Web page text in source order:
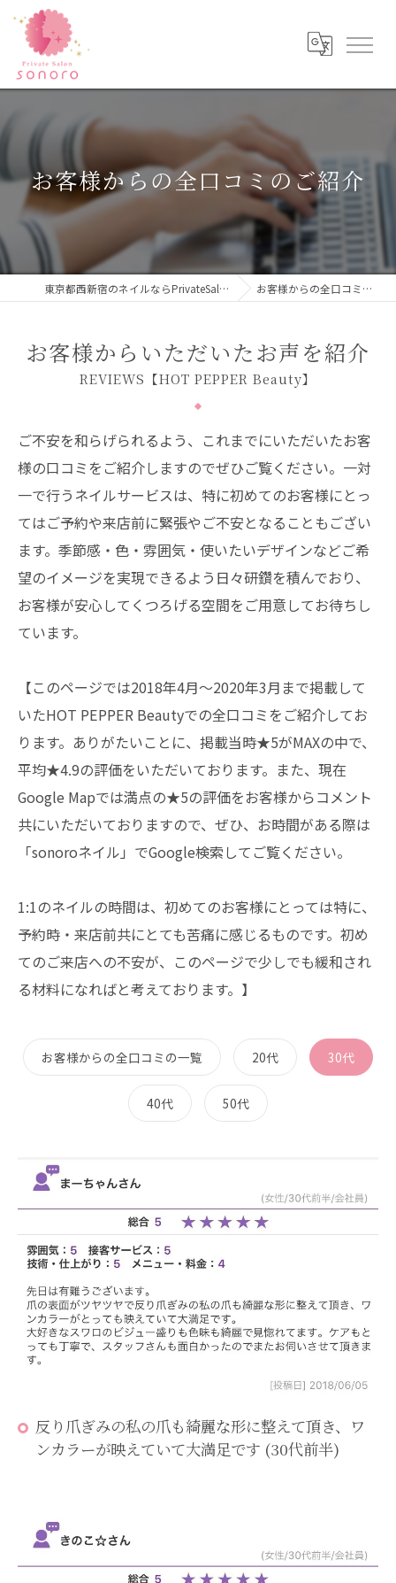
お客様からの全口コミのご紹介
東京都西新宿のネイルならPrivateSalon sonoro お客様からの全口コミのご紹介
お客様からいただいたお声を紹介
REVIEWS【HOT PEPPER Beauty】
ご不安を和らげられるよう、これまでにいただいたお客
様の口コミをご紹介しますのでぜひご覧ください。一対
一で行うネイルサービスは、特に初めてのお客様にとっ
てはご予約や来店前に緊張やご不安となることもござい
ます。季節感・色・雰囲気・使いたいデザインなどご希
望のイメージを実現できるよう日々研鑽を積んでおり、
お客様が安心してくつろげる空間をご用意してお待ちし
ています。
【このページでは2018年4月～2020年3月まで掲載して
いたHOT PEPPER Beautyでの全口コミをご紹介してお
ります。ありがたいことに、掲載当時★5がMAXの中で、
平均★4.9の評価をいただいております。また、現在
Google Mapでは満点の★5の評価をお客様からコメント
共にいただいておりますので、ぜひ、お時間がある際は
「sonoroネイル」でGoogle検索してご覧ください。
1:1のネイルの時間は、初めてのお客様にとっては特に、
予約時・来店前共にとても苦痛に感じるものです。初め
てのご来店への不安が、このページで少しでも緩和され
る材料になればと考えております。】
お客様からの全口コミの一覧 20代 30代
40代 50代
反り爪ぎみの私の爪も綺麗な形に整えて頂き、ワ
ンカラーが映えていて大満足です (30代前半)